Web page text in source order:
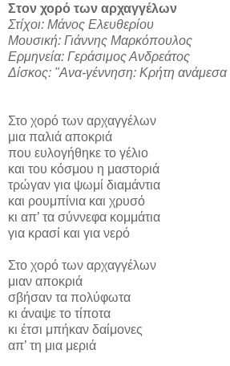
Στον χορό των αρχαγγέλων
Στίχοι: Μάνος Ελευθερίου
Μουσική: Γιάννης Μαρκόπουλος
Ερμηνεία: Γεράσιμος Ανδρεάτος
Δίσκος: "Ανα-γέννηση: Κρήτη ανάμεσα
Στο χορό των αρχαγγέλων
μια παλιά αποκριά
που ευλογήθηκε το γέλιο
και του κόσμου η μαστοριά
τρώγαν για ψωμί διαμάντια
και ρουμπίνια και χρυσό
κι απ’ τα σύννεφα κομμάτια
για κρασί και για νερό
Στο χορό των αρχαγγέλων
μιαν αποκριά
σβήσαν τα πολύφωτα
κι άναψε το τίποτα
κι έτσι μπήκαν δαίμονες
απ’ τη μια μεριά